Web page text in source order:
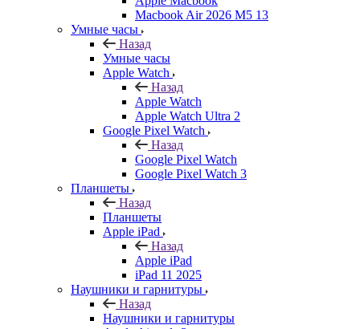
Macbook Air 2026 M5 13
Умные часы
Назад
Умные часы
Apple Watch
Назад
Apple Watch
Apple Watch Ultra 2
Google Pixel Watch
Назад
Google Pixel Watch
Google Pixel Watch 3
Планшеты
Назад
Планшеты
Apple iPad
Назад
Apple iPad
iPad 11 2025
Наушники и гарнитуры
Назад
Наушники и гарнитуры